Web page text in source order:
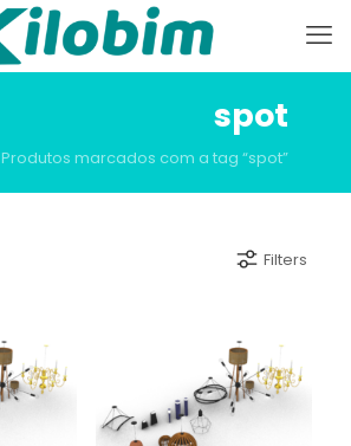
spot
Produtos marcados com a tag “spot”
Filters